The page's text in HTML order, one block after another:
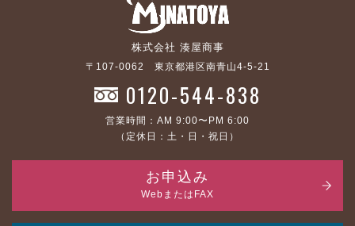
株式会社 湊屋商事
〒107-0062 東京都港区南青山4-5-21
0120-544-838
営業時間：AM 9:00〜PM 6:00
（定休日：土・日・祝日）
お申込み
WebまたはFAX